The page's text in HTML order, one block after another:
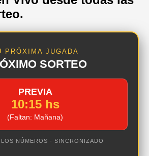
PRÓXIMA JUGADA
SORTEO
PREVIA
10:15 hs
(Faltan: Mañana)
LOS NÚMEROS - SINCRONIZADO